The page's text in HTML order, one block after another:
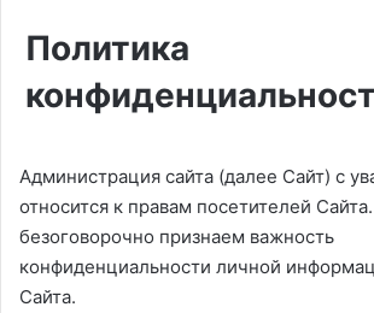
Политика
Администрация сайта (далее Сайт) с
относится к правам посетителей
безоговорочно признаем важность
конфиденциальности личной
Сайта.